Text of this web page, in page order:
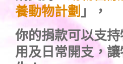
養動物計劃 」，
你的捐款可以支
用及日常開支，